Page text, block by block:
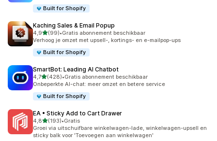
Built for Shopify
Kaching Sales & Email Popup
4,9van 5 sterren
(99)
99 recensies in totaal
•Gratis abonnement beschikbaar
Verhoog je omzet met upsell-, kortings- en e-mailpop-ups
Built for Shopify
SmartBot: Leading AI Chatbot
4,7van 5 sterren
(428)
428 recensies in totaal
•Gratis abonnement beschikbaar
Onbeperkte AI-chat: meer omzet en betere service
Built for Shopify
EA • Sticky Add to Cart Drawer
4,8van 5 sterren
(193)
193 recensies in totaal
•Gratis
Groei via uitschuifbare winkelwagen-lade, winkelwagen-upsell en
sticky balk voor 'Toevoegen aan winkelwagen'